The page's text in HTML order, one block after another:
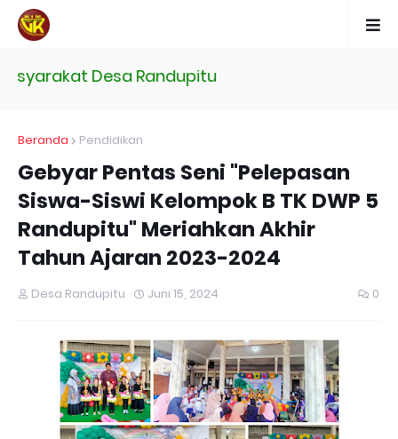
Desa Randupitu
Beranda Pendidikan
Gebyar Pentas Seni "Pelepasan
Siswa-Siswi Kelompok B TK DWP 5
Randupitu" Meriahkan Akhir
Tahun Ajaran 2023-2024
Desa Randupitu Juni 15, 2024 0